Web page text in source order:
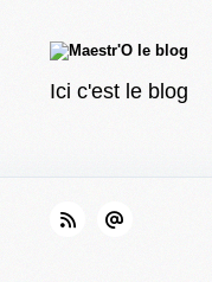
Ici c'est le blog